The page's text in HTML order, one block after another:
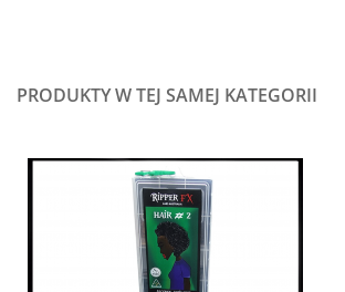
PRODUKTY W TEJ SAMEJ KATEGORII